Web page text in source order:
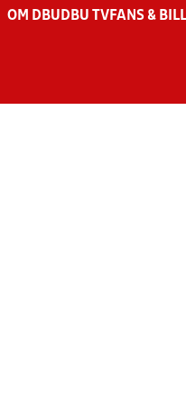
OM DBU DBU TV FANS &